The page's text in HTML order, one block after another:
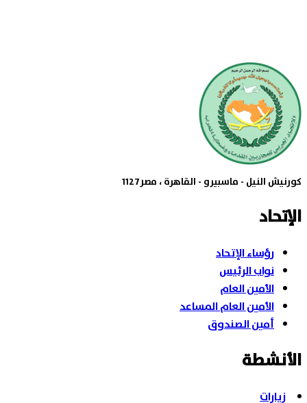
كورنيش النيل - ماسبيرو - القاهرة ، مصر1127
الإتحاد
رؤساء الإتحاد
نواب الرئيس
الأمين العام
الأمين العام المساعد
أمين الصندوق
الأنشطة
زيارات